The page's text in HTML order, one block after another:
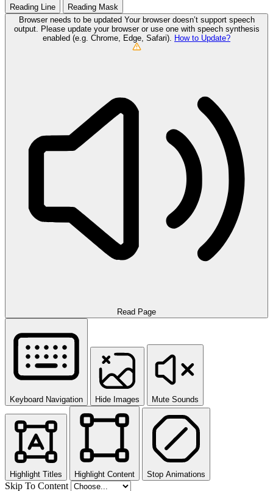
Reading Line
Reading Mask
Browser needs to be updated Your browser doesn’t support speech
output. Please update your browser or use one with speech synthesis
enabled (e.g. Chrome, Edge, Safari). How to Update?
Read Page
Keyboard Navigation Hide Images Mute Sounds
Highlight Titles Highlight Content Stop Animations
Skip To Content